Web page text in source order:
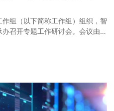
组（以下简称工作组）组织，智
召开专题工作研讨会。会议由工
讯云、蚂蚁、浪潮云、安超云等
单位参与。